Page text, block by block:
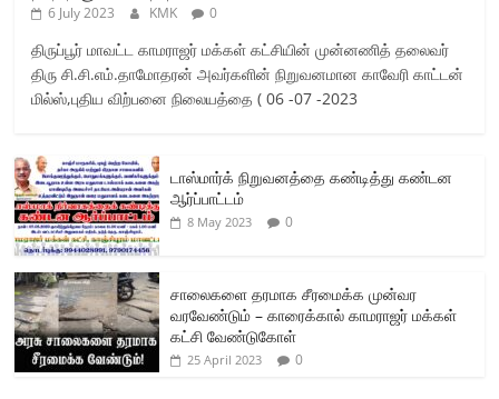
6 July 2023 KMK 0
திருப்பூர் மாவட்ட காமராஜர் மக்கள் கட்சியின் முன்னணித் தலைவர்
திரு சி.சி.எம்.தாமோதரன் அவர்களின் நிறுவனமான காவேரி காட்டன்
மில்ஸ்,புதிய விற்பனை நிலையத்தை ( 06 -07 -2023
டாஸ்மார்க் நிறுவனத்தை கண்டித்து கண்டன
ஆர்ப்பாட்டம்
8 May 2023 0
சாலைகளை தரமாக சீரமைக்க முன்வர
வரவேண்டும் – காரைக்கால் காமராஜர் மக்கள்
கட்சி வேண்டுகோள்
25 April 2023 0